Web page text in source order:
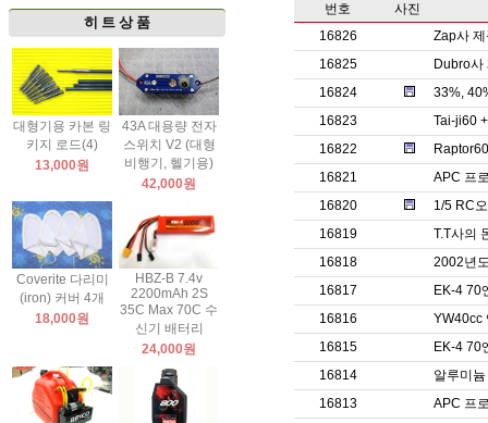
히 트 상 품
대형기용 카본 링
키지 로드(4)
13,000원
43A 대용량 전자
스위치 V2 (대형
비행기, 헬기용)
42,000원
Coverite 다리미
(iron) 커버 4개
18,000원
HBZ-B 7.4v
2200mAh 2S
35C Max 70C 수
신기 배터리
24,000원
번호
사진
16826
Zap사
16825
Dubro사
16824
33%,
16823
Tai-ji60
16822
16821
APC 프
16820
1/5 RC
16819
T.T사의
16818
2002년
16817
EK-4 70
16816
YW40cc
16815
EK-4 70
16814
알루미
16813
APC 프